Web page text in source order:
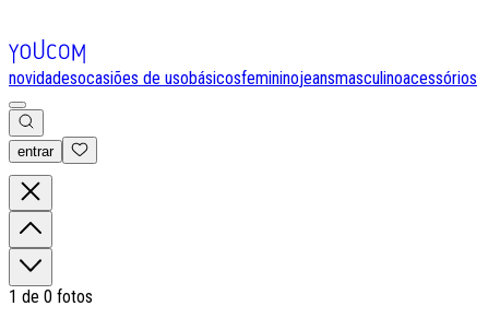
novidadesocasiões de usobásicosfemininojeansmasculinoacessórios
entrar
1 de 0 fotos